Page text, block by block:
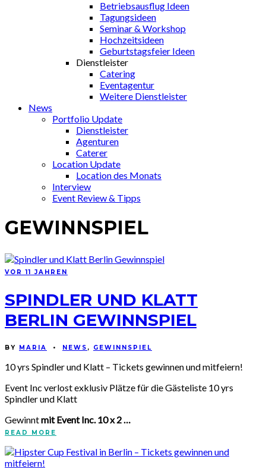
Betriebsausflug Ideen
Tagungsideen
Seminar & Workshop
Hochzeitsideen
Geburtstagsfeier Ideen
Dienstleister
Catering
Eventagentur
Weitere Dienstleister
News
Portfolio Update
Dienstleister
Agenturen
Caterer
Location Update
Location des Monats
Interview
Event Review & Tipps
GEWINNSPIEL
VOR 11 JAHREN
SPINDLER UND KLATT
BERLIN GEWINNSPIEL
BY MARIA • NEWS , GEWINNSPIEL
10 yrs Spindler und Klatt – Tickets gewinnen und mitfeiern!
Event Inc verlost exklusiv Plätze für die Gästeliste 10 yrs
Spindler und Klatt
Gewinntmit Event Inc. 10 x 2 …
READ MORE